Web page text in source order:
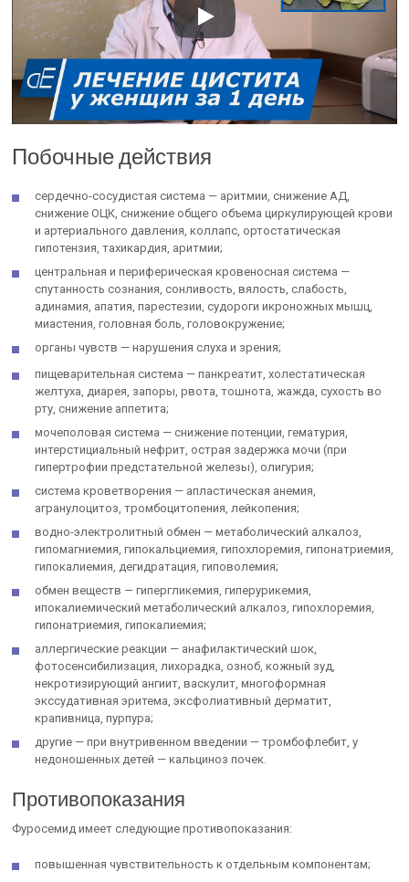
Побочные действия
сердечно-сосудистая система — аритмии, снижение АД,
снижение ОЦК, снижение общего объема циркулирующей крови
и артериального давления, коллапс, ортостатическая
гипотензия, тахикардия, аритмии;
центральная и периферическая кровеносная система —
спутанность сознания, сонливость, вялость, слабость,
адинамия, апатия, парестезии, судороги икроножных мышц,
миастения, головная боль, головокружение;
органы чувств — нарушения слуха и зрения;
пищеварительная система — панкреатит, холестатическая
желтуха, диарея, запоры, рвота, тошнота, жажда, сухость во
рту, снижение аппетита;
мочеполовая система — снижение потенции, гематурия,
интерстициальный нефрит, острая задержка мочи (при
гипертрофии предстательной железы), олигурия;
система кроветворения — апластическая анемия,
агранулоцитоз, тромбоцитопения, лейкопения;
водно-электролитный обмен — метаболический алкалоз,
гипомагниемия, гипокальциемия, гипохлоремия, гипонатриемия,
гипокалиемия, дегидратация, гиповолемия;
обмен веществ — гипергликемия, гиперурикемия,
ипокалиемический метаболический алкалоз, гипохлоремия,
гипонатриемия, гипокалиемия;
аллергические реакции — анафилактический шок,
фотосенсибилизация, лихорадка, озноб, кожный зуд,
некротизирующий ангиит, васкулит, многоформная
экссудативная эритема, эксфолиативный дерматит,
крапивница, пурпура;
другие — при внутривенном введении — тромбофлебит, у
недоношенных детей — кальциноз почек.
Противопоказания
Фуросемид имеет следующие противопоказания:
повышенная чувствительность к отдельным компонентам;